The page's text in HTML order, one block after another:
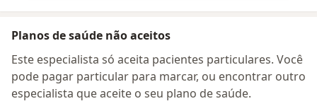
Planos de saúde não aceitos
Este especialista só aceita pacientes particulares. Você
pode pagar particular para marcar, ou encontrar outro
especialista que aceite o seu plano de saúde.